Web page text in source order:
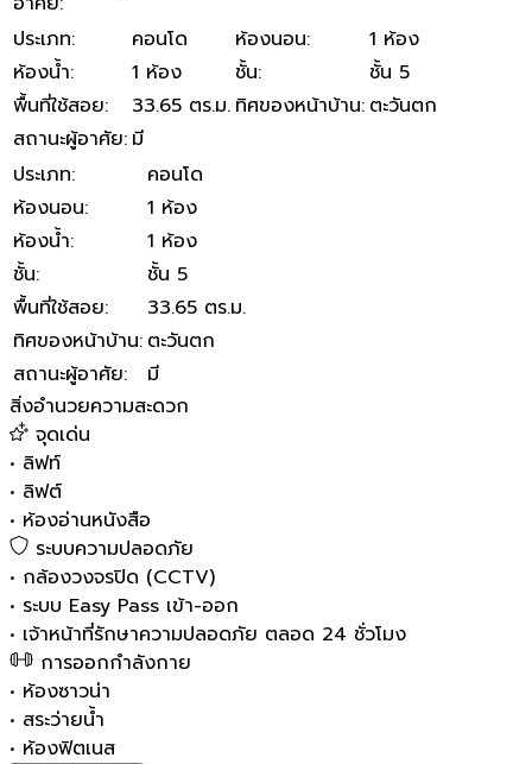
ประเภท: คอนโด ห้องนอน:
1 ห้อง
ห้องน้ำ: 1 ห้อง ชั้น:
ชั้น 5
พื้นที่ใช้สอย: 33.65 ตร.ม. ทิศของหน้าบ้าน: ตะวันตก
สถานะผู้อาศัย: มี
ประเภท:
คอนโด
ห้องนอน:
1 ห้อง
ห้องน้ำ:
1 ห้อง
ชั้น:
ชั้น 5
พื้นที่ใช้สอย:
33.65 ตร.ม.
ทิศของหน้าบ้าน: ตะวันตก
สถานะผู้อาศัย:
มี
สิ่งอำนวยความสะดวก
จุดเด่น
• ลิฟท์
• ลิฟต์
• ห้องอ่านหนังสือ
ระบบความปลอดภัย
• กล้องวงจรปิด (CCTV)
• ระบบ Easy Pass เข้า-ออก
• เจ้าหน้าที่รักษาความปลอดภัย ตลอด 24 ชั่วโมง
การออกกำลังกาย
• ห้องซาวน่า
• สระว่ายน้ำ
• ห้องฟิตเนส